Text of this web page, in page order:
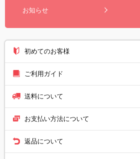
お知らせ
初めてのお客様
ご利用ガイド
送料について
お支払い方法について
返品について